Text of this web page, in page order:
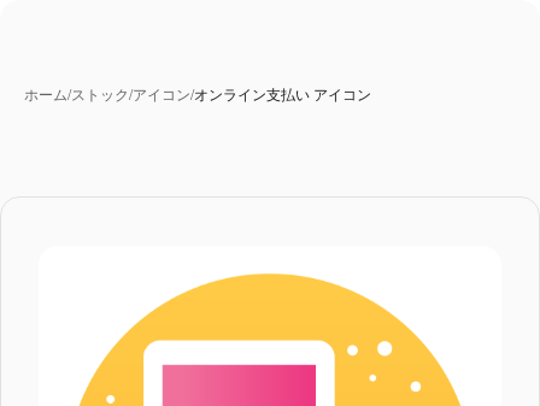
ホーム/ストック/アイコン/オンライン支払い アイコン